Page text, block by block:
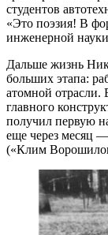
студентов
«Это поэзия! В
инженерной
Дальше жизнь
больших этапа:
атомной отрасли.
главного
получил первую
еще через месяц
(«Клим